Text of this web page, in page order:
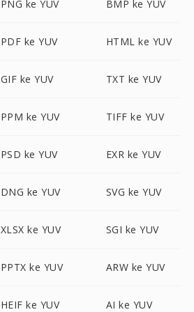
PNG ke YUV BMP ke YUV
PDF ke YUV HTML ke YUV
GIF ke YUV TXT ke YUV
PPM ke YUV TIFF ke YUV
PSD ke YUV EXR ke YUV
DNG ke YUV SVG ke YUV
XLSX ke YUV SGI ke YUV
PPTX ke YUV ARW ke YUV
HEIF ke YUV AI ke YUV